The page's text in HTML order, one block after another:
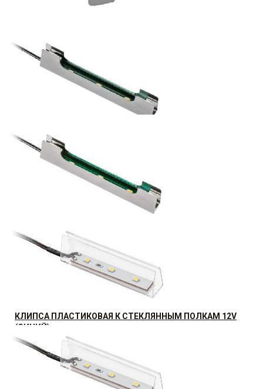
Распродажа 30%
6.72р.
КЛИПСА МЕТАЛЛИЧЕСКАЯ ДЛЯ СТЕКЛЯННОЙ ПОЛКИ
СТЕКЛО 6-8ММ,12V ( ХОЛОДНЫЙ БЕЛЫЙ)
КЛИПСА МЕТАЛЛИЧЕСКАЯ К СТЕКЛЯННЫМ ПОЛКАМ
6ММ, 12V (ТЕПЛЫЙ БЕЛЫЙ)
34.44р.
КЛИПСА ПЛАСТИКОВАЯ К СТЕКЛЯННЫМ ПОЛКАМ 12V
(СИНИЙ)
от 23.52 р.